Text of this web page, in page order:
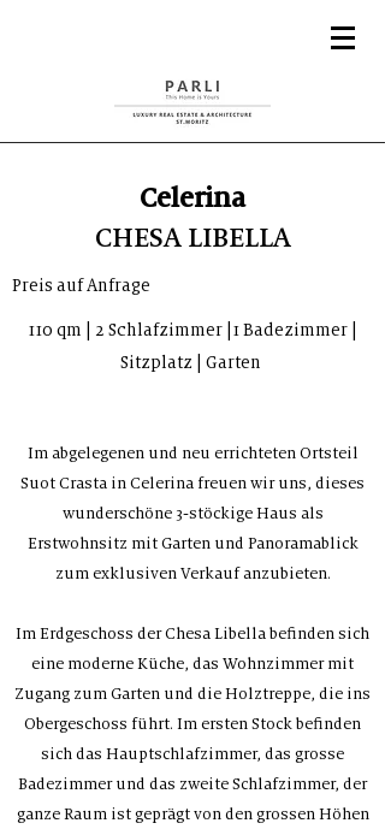
Celerina
CHESA LIBELLA
Preis auf Anfrage
110 qm | 2 Schlafzimmer |1 Badezimmer |
Sitzplatz | Garten
Im abgelegenen und neu errichteten Ortsteil
Suot Crasta in Celerina freuen wir uns, dieses
wunderschöne 3-stöckige Haus als
Erstwohnsitz mit Garten und Panoramablick
zum exklusiven Verkauf anzubieten.
Im Erdgeschoss der Chesa Libella befinden sich
eine moderne Küche, das Wohnzimmer mit
Zugang zum Garten und die Holztreppe, die ins
Obergeschoss führt. Im ersten Stock befinden
sich das Hauptschlafzimmer, das grosse
Badezimmer und das zweite Schlafzimmer, der
ganze Raum ist geprägt von den grossen Höhen